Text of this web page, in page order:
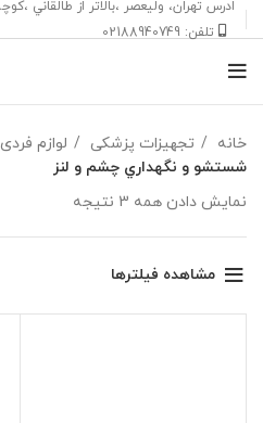
ادرس تهران، ‎وليعصر ،بالاتر از طالقاني ،كوچه گيلان،پلاک ۱،داروخانه شفا مركزي
تلفن: 02188940749
خانه تجهیزات پزشکی لوازم فردی
شستشو و نگهداري چشم و لنز
نمایش دادن همه 3 نتیجه
مشاهده فیلترها